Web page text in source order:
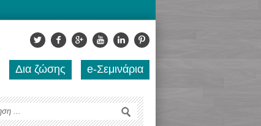
Δια ζώσης e-Σεμινάρια